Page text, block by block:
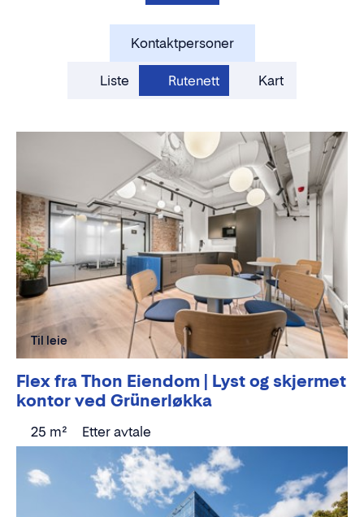
Kontaktpersoner
Liste Rutenett Kart
Flex fra Thon Eiendom | Lyst og skjermet
kontor ved Grünerløkka
25 m² Etter avtale
Til leie